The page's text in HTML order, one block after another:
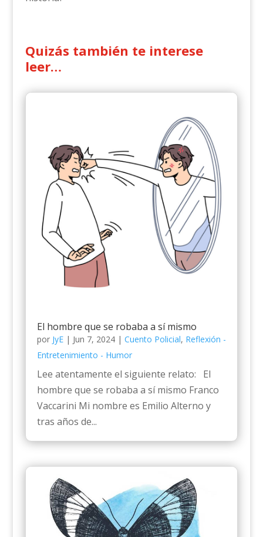
Quizás también te interese
leer…
El hombre que se robaba a sí mismo
por JyE| Jun 7, 2024| Cuento Policial, Reflexión -
Entretenimiento - Humor
Lee atentamente el siguiente relato: El
hombre que se robaba a sí mismo Franco
Vaccarini Mi nombre es Emilio Alterno y
tras años de...